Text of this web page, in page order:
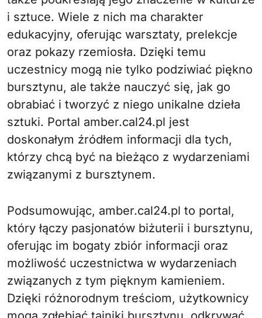
i sztuce. Wiele z nich ma charakter
edukacyjny, oferując warsztaty, prelekcje
oraz pokazy rzemiosła. Dzięki temu
uczestnicy mogą nie tylko podziwiać piękno
bursztynu, ale także nauczyć się, jak go
obrabiać i tworzyć z niego unikalne dzieła
sztuki. Portal amber.cal24.pl jest
doskonałym źródłem informacji dla tych,
którzy chcą być na bieżąco z wydarzeniami
związanymi z bursztynem.
Podsumowując, amber.cal24.pl to portal,
który łączy pasjonatów biżuterii i bursztynu,
oferując im bogaty zbiór informacji oraz
możliwość uczestnictwa w wydarzeniach
związanych z tym pięknym kamieniem.
Dzięki różnorodnym treściom, użytkownicy